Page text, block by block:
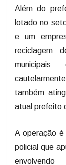
Além do
lotado no
e um
reciclagem
também
atual prefeito
A operação
policial que
envolvendo